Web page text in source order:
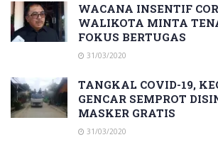
WACANA INSENTIF
WALIKOTA MINTA
FOKUS BERTUGAS
31/03/2020
TANGKAL COVID-19,
GENCAR SEMPROT
MASKER GRATIS
31/03/2020